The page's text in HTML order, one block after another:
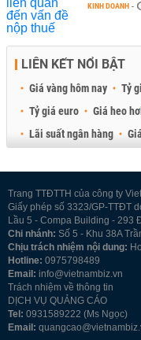
KINH DOANH -
LIÊN KẾT NỔI BẬT
Giá vàng hôm nay Tỷ
Tỷ giá euro
Giá heo
Lãi suất ngân hàng
Trang TTĐTTH của công ty
Giấy phép số 3323/GP-TTĐT
Lầu 5 - Compa Building - 293
Chi nhánh: Số 5 - Khu 38A
Chịu trách nhiệm nội dung:
Hotline: 0975798489
Email: info@vietnambiz.vn
Trách nhiệm về thông tin
DỊCH VỤ QUẢNG CÁO
Tel: 0931589222 (Ms Ngọc)
Email: